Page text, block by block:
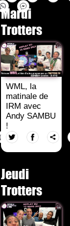
Mardi
Trotters
WML, la
matinale de
IRM avec
Andy SAMBU
!
Jeudi
Trotters